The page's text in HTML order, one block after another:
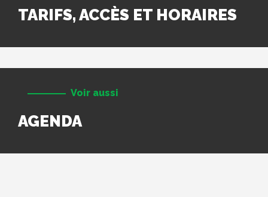
TARIFS, ACCÈS ET HORAIRES
Voir aussi
AGENDA